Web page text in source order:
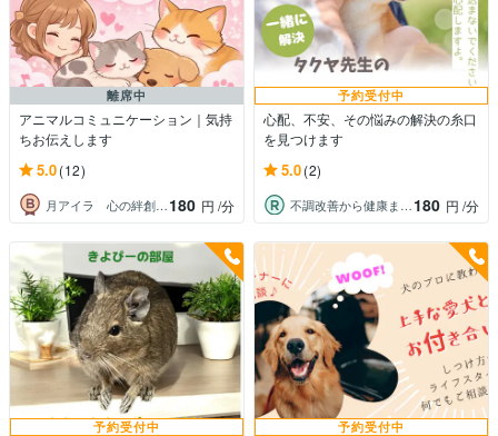
離席中
アニマルコミュニケーション｜気持
ちお伝えします
5.0(12)
月アイラ 心の絆創膏 女性専門 180 円 /分
予約受付中
心配、不安、その悩みの解決の糸口
を見つけます
5.0(2)
不調改善から健康までサポートします 180 円 /分
予約受付中 予約受付中